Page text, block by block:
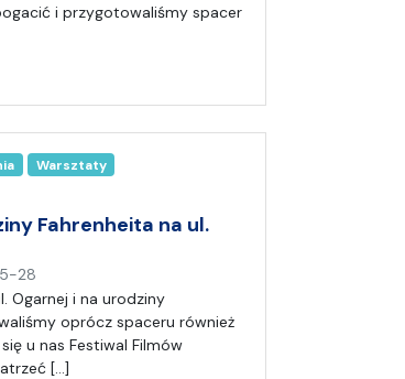
i przygotowaliśmy spacer
Warsztaty
Fahrenheita na ul.
28
a
p
i
s
Ogarnej i na urodziny
oprócz spaceru również
u nas Festiwal Filmów
[…]